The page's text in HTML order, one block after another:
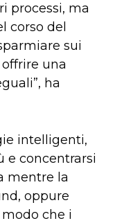
processi, ma
corso del
sui
una
ha
intelligenti,
e concentrarsi
mentre la
oppure
che i